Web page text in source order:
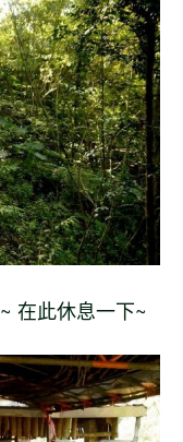
~ 在此休息一下~